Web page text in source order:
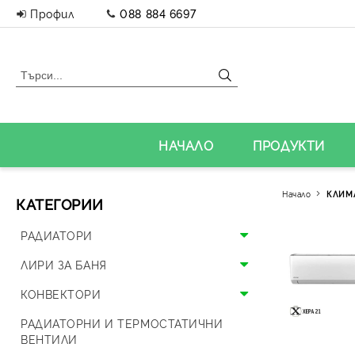
Профил 088 884 6697
НАЧАЛО ПРОДУКТИ
КАТЕГОРИИ
РАДИАТОРИ
Алуминиеви радиатори
Панелни радиатори
Аксесоари за радиатори
Дизайнерски радиатори
ЛИРИ ЗА БАНЯ
Алуминиеви лири
Стоманени лири
КОНВЕКТОРИ
Подови конвектори
РАДИАТОРНИ И ТЕРМОСТАТИЧНИ
ВЕНТИЛИ
Начало